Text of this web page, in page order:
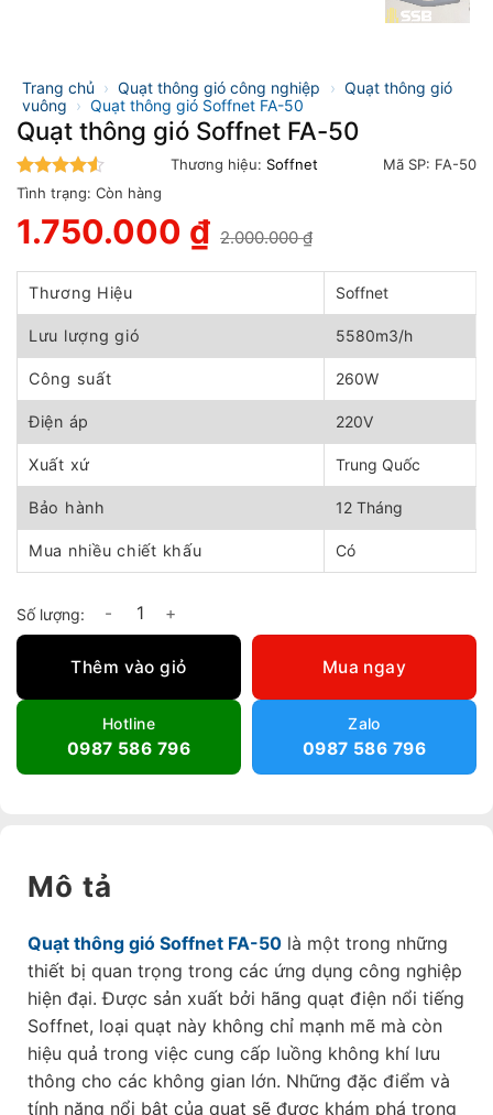
Trang chủ › Quạt thông gió công nghiệp › Quạt thông gió
vuông › Quạt thông gió Soffnet FA-50
Quạt thông gió Soffnet FA-50
4.5trên 5
Thương hiệu: Soffnet Mã SP: FA-50
Tình trạng: Còn hàng
2.000.000₫
gốc
là:
2.000.000 ₫.
1.750.000 ₫
hiện
tại
1.750.000 ₫.
Thương Hiệu Soffnet
Lưu lượng gió 5580m3/h
Công suất 260W
Điện áp 220V
Xuất xứ Trung Quốc
Bảo hành 12 Tháng
Mua nhiều chiết khấu Có
Quạt thông gió Soffnet FA-50 số lượng
Thêm vào giỏ Mua ngay
Hotline
0987 586 796
Zalo
0987 586 796
Mô tả
Quạt thông gió Soffnet FA-50 là một trong những
thiết bị quan trọng trong các ứng dụng công nghiệp
hiện đại. Được sản xuất bởi hãng quạt điện nổi tiếng
Soffnet, loại quạt này không chỉ mạnh mẽ mà còn
hiệu quả trong việc cung cấp luồng không khí lưu
thông cho các không gian lớn. Những đặc điểm và
tính năng nổi bật của quạt sẽ được khám phá trong